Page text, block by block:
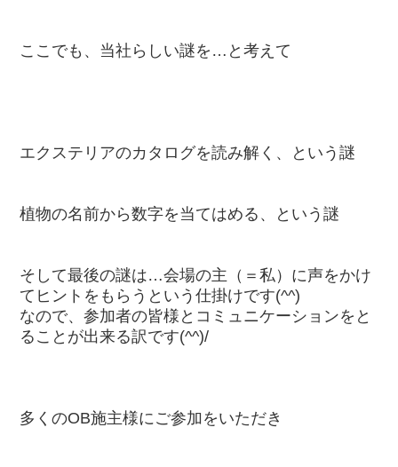
ここでも、当社らしい謎を…と考えて
エクステリアのカタログを読み解く、という謎
植物の名前から数字を当てはめる、という謎
そして最後の謎は…会場の主（＝私）に声をかけ
てヒントをもらうという仕掛けです(^^)
なので、参加者の皆様とコミュニケーションをと
ることが出来る訳です(^^)/
多くのOB施主様にご参加をいただき